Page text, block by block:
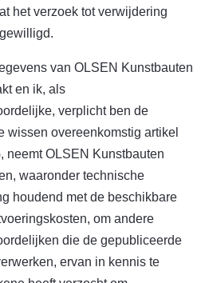
het verzoek tot verwijdering
van OLSEN Kunstbauten
en ik, als
verplicht ben de
wissen overeenkomstig artikel
neemt OLSEN Kunstbauten
waaronder technische
houdend met de beschikbare
om andere
die de gepubliceerde
ervan in kennis te